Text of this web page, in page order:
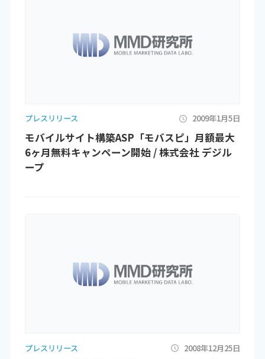
プレスリリース 2009年1月5日
モバイルサイト構築ASP「モバスピ」月額最大
6ヶ月無料キャンペーン開始 / 株式会社 デジル
ープ
プレスリリース 2008年12月25日